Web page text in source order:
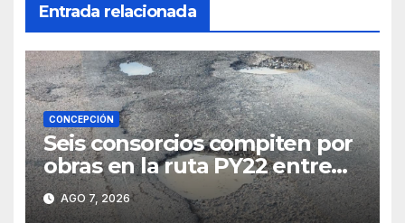
Entrada relacionada
CONCEPCIÓN
Seis consorcios compiten por
obras en la ruta PY22 entre
Concepción y Vallemí
AGO 7, 2026